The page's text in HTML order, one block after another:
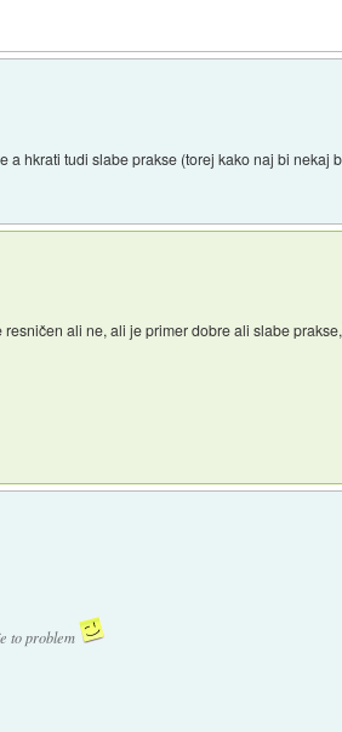
hkrati tudi slabe prakse (torej kako naj bi nekaj
ali ne, ali je primer dobre ali slabe
to problem